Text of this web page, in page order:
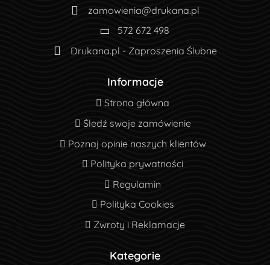
zamowienia@drukana.pl
572 672 498
Drukana.pl - Zaproszenia Ślubne
Informacje
Strona główna
Strona główna
Śledź swoje zamówienie
Śledź swoje zamówienie
Poznaj opinie naszych klientów
Poznaj opinie naszych klientów
Polityka prywatności
Polityka prywatności
Regulamin
Regulamin
Polityka Cookies
Polityka Cookies
Zwroty i Reklamacje
Zwroty i Reklamacje
Kategorie